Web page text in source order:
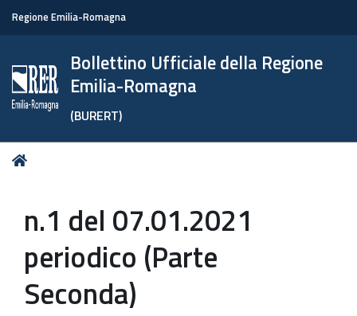
Regione Emilia-Romagna
Bollettino Ufficiale della Regione
Emilia-Romagna
(BURERT)
Tu
n.1 del 07.01.2021
periodico (Parte
Seconda)